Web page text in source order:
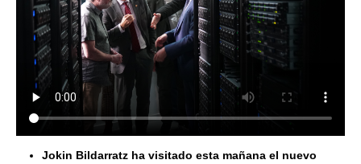
Jokin Bildarratz ha visitado esta mañana el nuevo